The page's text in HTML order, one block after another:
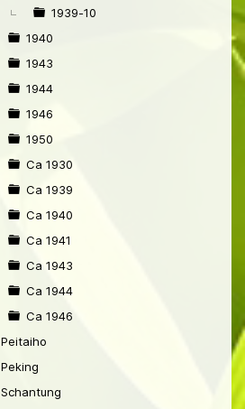
1939-10
1940
1943
1944
1946
1950
Ca 1930
Ca 1939
Ca 1940
Ca 1941
Ca 1943
Ca 1944
Ca 1946
Peitaiho
Peking
Schantung